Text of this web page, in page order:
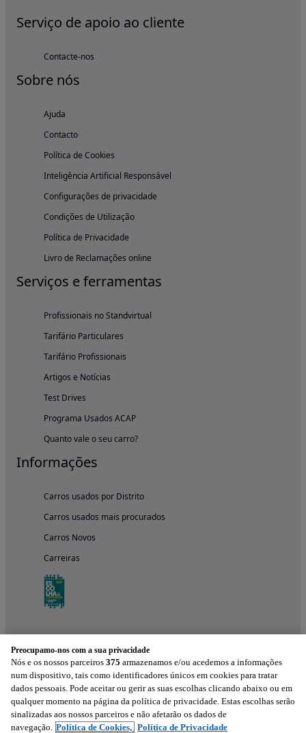
Serviço de apoio ao cliente
Contacte-nos
Sobre nós
Ajuda
Contacto
Política de Cookies
Inteligência Artificial Responsável
Configurações de privacidade
Condições de Utilização
Política de Privacidade
Livro de Reclamações online
Serviços e ferramentas
Profissionais no Standvirtual
Tarifário Particulares
Tarifário Profissionais
Artigos e Notícias
Test Drives
Programa Usados ACAP
Quanto vale o seu carro?
Informações
Carros usados por Distrito
Carros usados mais procurados
Carros Novos
Carreiras
Experimenta a aplicação
Preocupamo-nos com a sua privacidade
Nós e os nossos parceiros 375 armazenamos e/ou acedemos a informações
num dispositivo, tais como identificadores únicos em cookies para tratar
dados pessoais. Pode aceitar ou gerir as suas escolhas clicando abaixo ou em
qualquer momento na página da política de privacidade. Estas escolhas serão
sinalizadas aos nossos parceiros e não afetarão os dados de
navegação. Política de Cookies, Política de Privacidade